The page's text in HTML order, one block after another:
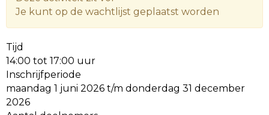
Je kunt op de wachtlijst geplaatst worden
Tijd
14:00 tot 17:00 uur
Inschrijfperiode
maandag 1 juni 2026 t/m donderdag 31 december
2026